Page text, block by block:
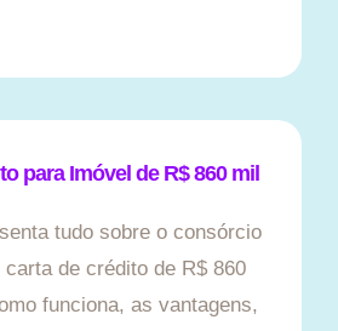
para Imóvel de R$ 860 mil
tudo sobre o consórcio
de crédito de R$ 860
funciona, as vantagens,